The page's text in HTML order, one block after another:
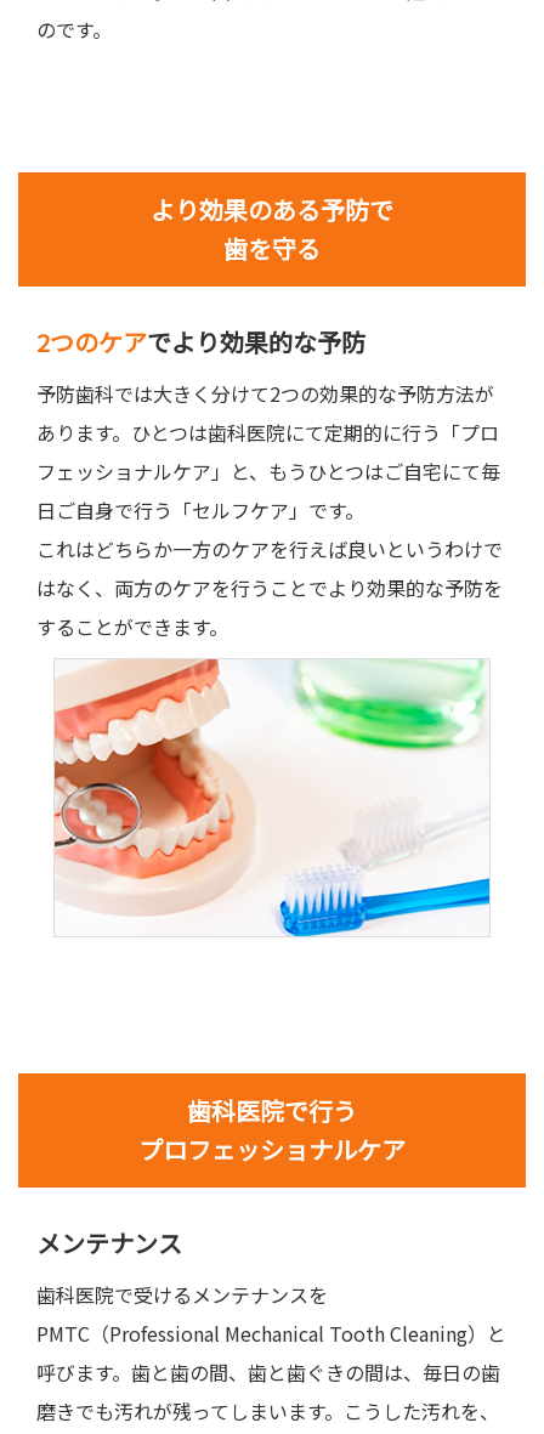
のです。
より効果のある予防で
歯を守る
2つのケアでより効果的な予防
予防歯科では大きく分けて2つの効果的な予防方法が
あります。ひとつは歯科医院にて定期的に行う「プロ
フェッショナルケア」と、もうひとつはご自宅にて毎
日ご自身で行う「セルフケア」です。
これはどちらか一方のケアを行えば良いというわけで
はなく、両方のケアを行うことでより効果的な予防を
することができます。
歯科医院で行う
プロフェッショナルケア
メンテナンス
歯科医院で受けるメンテナンスを
PMTC（Professional Mechanical Tooth Cleaning）と
呼びます。歯と歯の間、歯と歯ぐきの間は、毎日の歯
磨きでも汚れが残ってしまいます。こうした汚れを、